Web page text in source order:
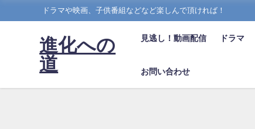
ドラマや映画、子供番組などなど楽しんで頂ければ！
進化への
道
見逃し！動画配信 ドラマ
お問い合わせ